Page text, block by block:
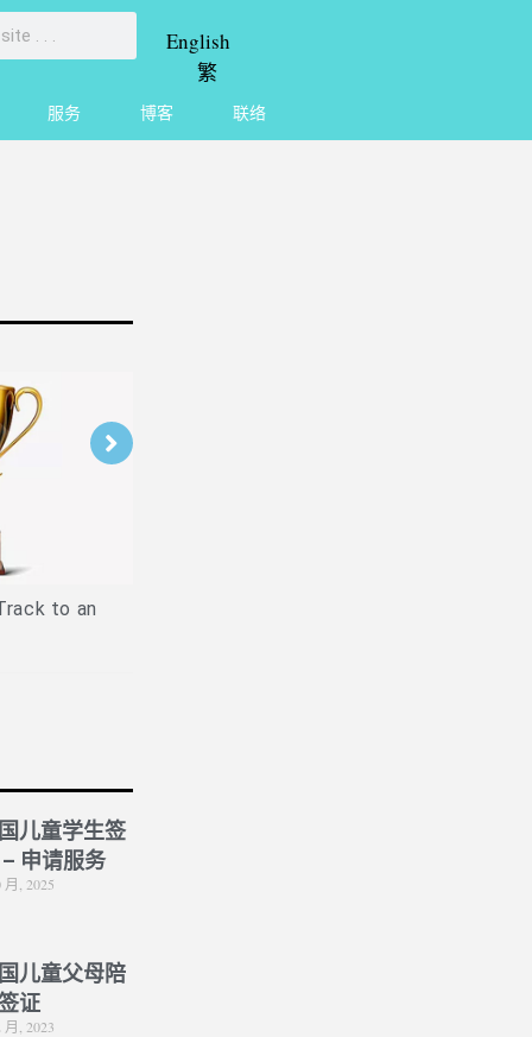
English
繁
服务 博客 联络
to an
儿童学生签
申请服务
月, 2025
儿童父母陪
证
月, 2023